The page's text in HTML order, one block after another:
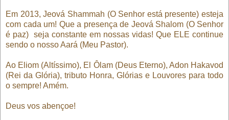
Em 2013, Jeová Shammah (O Senhor está presente) esteja
com cada um! Que a presença de Jeová Shalom (O Senhor
é paz) seja constante em nossas vidas! Que ELE continue
sendo o nosso Aará (Meu Pastor).
Ao Eliom (Altíssimo), El Ôlam (Deus Eterno), Adon Hakavod
(Rei da Glória), tributo Honra, Glórias e Louvores para todo
o sempre! Amém.
Deus vos abençoe!